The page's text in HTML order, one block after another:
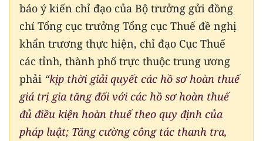
báo ý kiến chỉ đạo của Bộ trưởng gửi đồng
chí Tổng cục trưởng Tổng cục Thuế đề nghị
khẩn trương thực hiện, chỉ đạo Cục Thuế
các tỉnh, thành phố trực thuộc trung ương
phải “kịp thời giải quyết các hồ sơ hoàn thuế
giá trị gia tăng đối với các hồ sơ hoàn thuế
đủ điều kiện hoàn thuế theo quy định của
pháp luật; Tăng cường công tác thanh tra,